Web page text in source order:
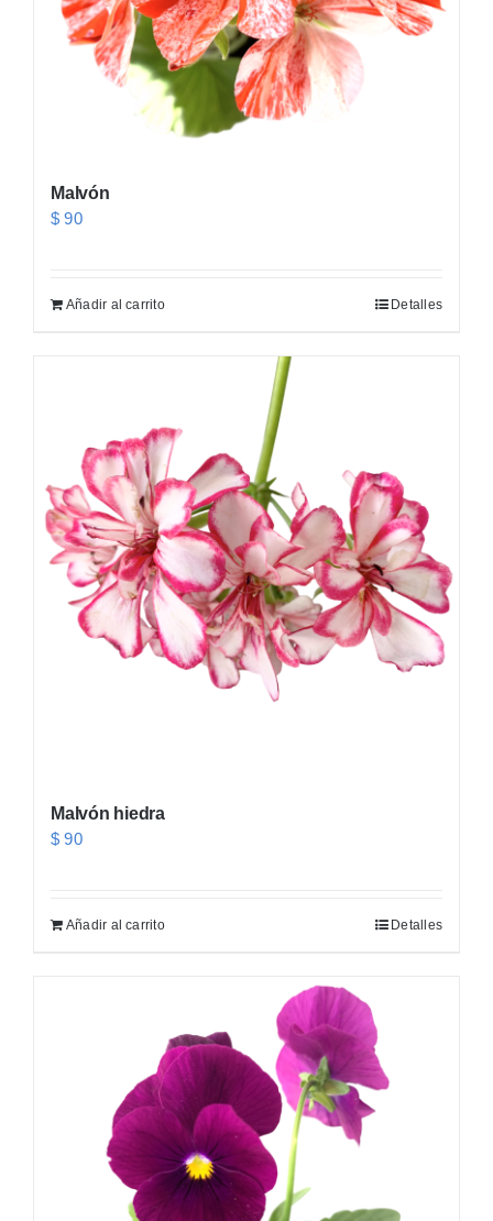
Malvón
$ 90
Añadir al carrito Detalles
Malvón hiedra
$ 90
Añadir al carrito Detalles